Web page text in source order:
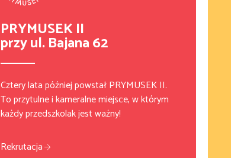
PRYMUSEK II
przy ul. Bajana 62
Cztery lata później powstał PRYMUSEK II.
To przytulne i kameralne miejsce, w którym
każdy przedszkolak jest ważny!
Rekrutacja